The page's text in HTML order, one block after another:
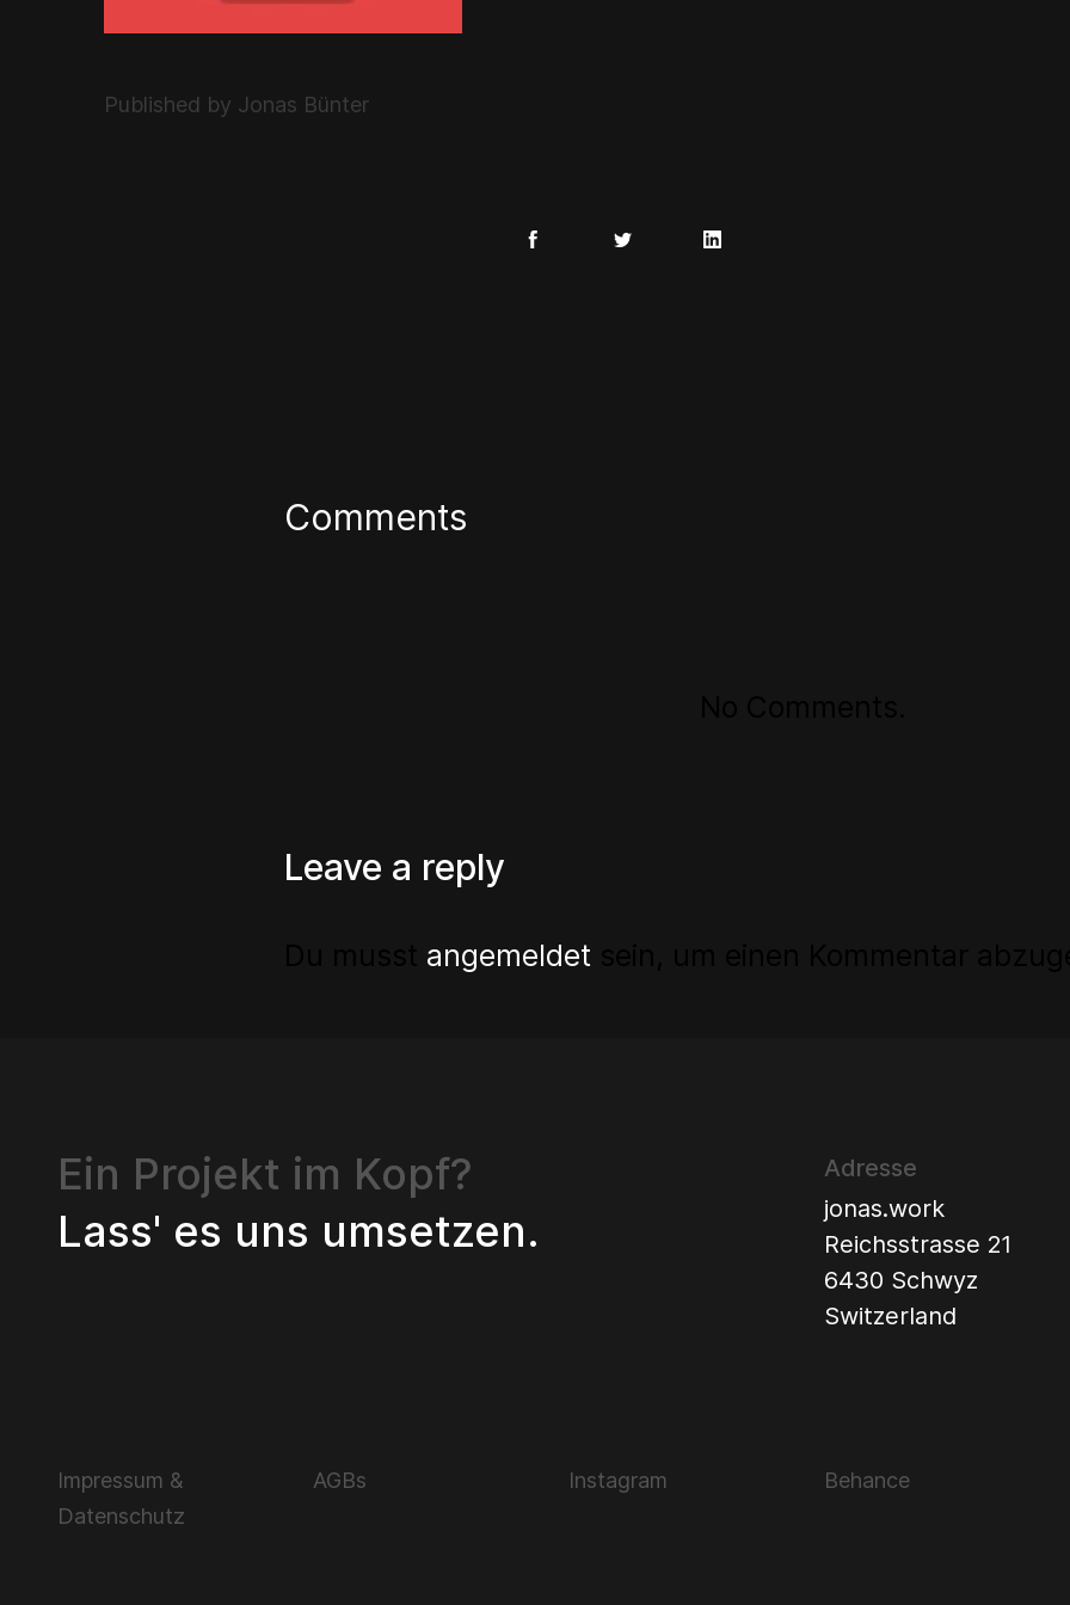
Published by Jonas Bünter
Comments
Leave a reply
angemeldetsein, um einen Kommentar
Ein Projekt im Kopf?
Lass' es uns umsetzen.
Adresse
jonas.work
Reichsstrasse 21
6430 Schwyz
Switzerland
Impressum &
Datenschutz
AGBs Instagram Behance